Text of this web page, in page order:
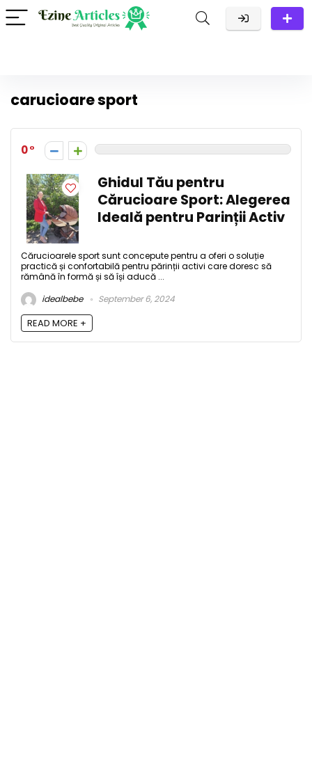
carucioare sport
0
Ghidul Tău pentru
Cărucioare Sport: Alegerea
Ideală pentru Parinții Activ
Cărucioarele sport sunt concepute pentru a oferi o soluție
practică și confortabilă pentru părinții activi care doresc să
rămână în formă și să își aducă ...
idealbebe
September 6, 2024
READ MORE +